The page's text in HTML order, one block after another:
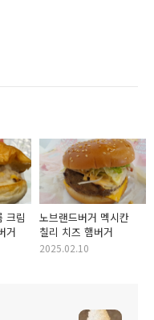
크림
거
노브랜드버거 멕시칸
칠리 치즈 햄버거
2025.02.10